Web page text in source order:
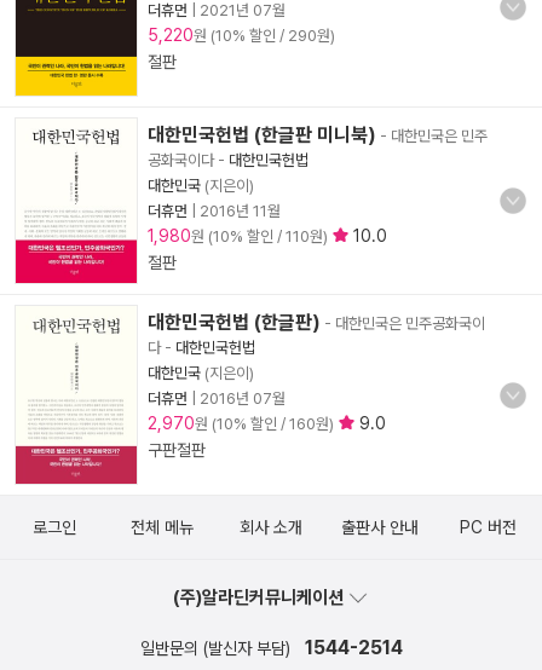
더휴먼
2021년 07월
5,220원 (10% 할인 / 290원)
절판
대한민국헌법 (한글판 미니북) - 대한민국은 민주
공화국이다- 대한민국헌법
대한민국 (지은이)
더휴먼
2016년 11월
1,980원 (10% 할인 / 110원)
10.0
절판
대한민국헌법 (한글판) - 대한민국은 민주공화국이
다- 대한민국헌법
대한민국 (지은이)
더휴먼
2016년 07월
2,970원 (10% 할인 / 160원)
9.0
구판절판
로그인 전체 메뉴 회사 소개 출판사 안내 PC 버전
(주)알라딘커뮤니케이션
일반문의 (발신자 부담) 1544-2514